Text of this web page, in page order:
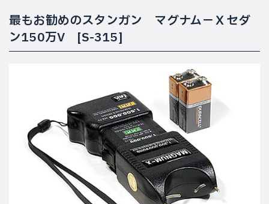
最もお勧めのスタンガン マグナム−Ｘセダ
ン150万V [S-315]